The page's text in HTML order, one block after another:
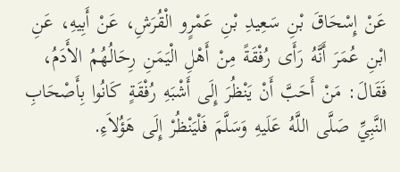
عَنْ إِسْحَاقَ بْنِ سَعِيدِ بْنِ عَمْرٍو الْقُرَشِ، عَنْ أَبِيهِ، عَنِ
ابْنِ عُمَرَ أَنَّهُ رَأَى رُفْقَةً مِنْ أَهْلِ الْيَمَنِ رِحَالُهُمُ الأَدَمُ،
فَقَالَ: مَنْ أَحَبَّ أَنْ يَنْظُرَ إِلَى أَشْبَهِ رُفْقَةٍ كَانُوا بِأَصْحَابِ
النَّبِيِّ صَلَّى اللَّهُ عَلَيهِ وَسَلَّمَ فَلْيَنْظُرْ إِلَى هَؤُلاَءِ.